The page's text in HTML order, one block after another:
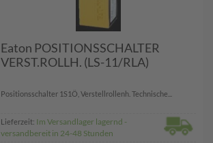
Eaton POSITIONSSCHALTER
VERST.ROLLH. (LS-11/RLA)
Positionsschalter 1S1Ö, Verstellrollenh. Technische...
Lieferzeit: Im Versandlager lagernd -
versandbereit in 24-48 Stunden